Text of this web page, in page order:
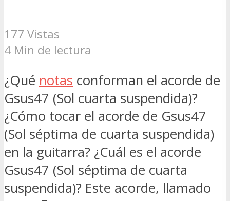
177 Vistas
4 Min de lectura
¿Qué notas conforman el acorde de
Gsus47 (Sol cuarta suspendida)?
¿Cómo tocar el acorde de Gsus47
(Sol séptima de cuarta suspendida)
en la guitarra? ¿Cuál es el acorde
Gsus47 (Sol séptima de cuarta
suspendida)? Este acorde, llamado